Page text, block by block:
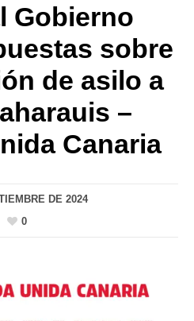
Gobierno
sobre
de asilo a
–
Canaria
DE 2024
0